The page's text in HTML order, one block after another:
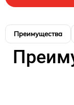
Преимущества